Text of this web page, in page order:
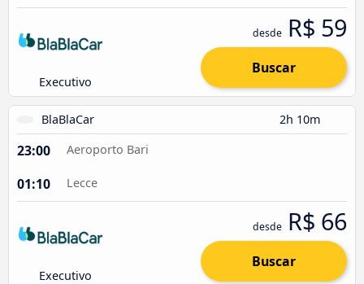
Executivo
desde R$ 59
Buscar
BlaBlaCar 2h 10m
23:00 Aeroporto Bari
01:10 Lecce
Executivo
desde R$ 66
Buscar